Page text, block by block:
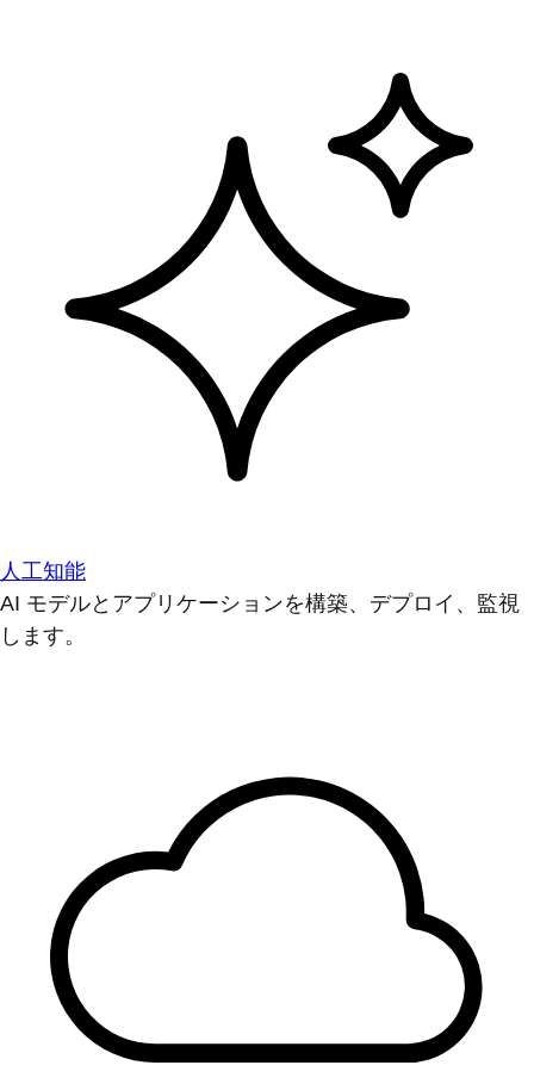
人工知能
AI モデルとアプリケーションを構築、デプロイ、監視
します。